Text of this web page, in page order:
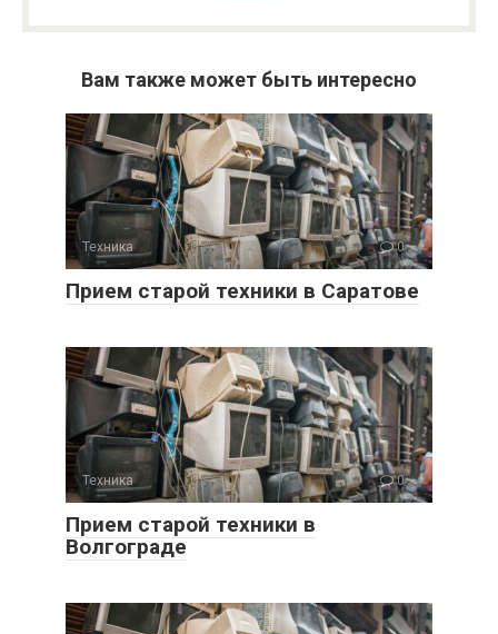
Вам также может быть интересно
Техника 0
Прием старой техники в Саратове
Техника 0
Прием старой техники в
Волгограде